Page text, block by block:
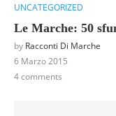
UNCATEGORIZED
Le Marche: 50
by Racconti Di Marche
6 Marzo 2015
4 comments